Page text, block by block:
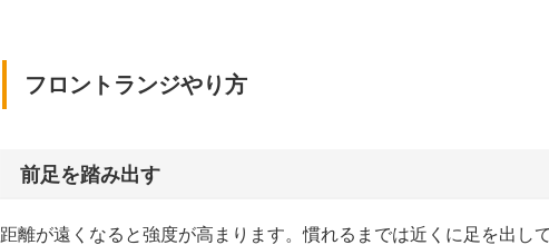
フロントランジやり方
前足を踏み出す
距離が遠くなると強度が高まります。慣れるまでは近くに足を出し